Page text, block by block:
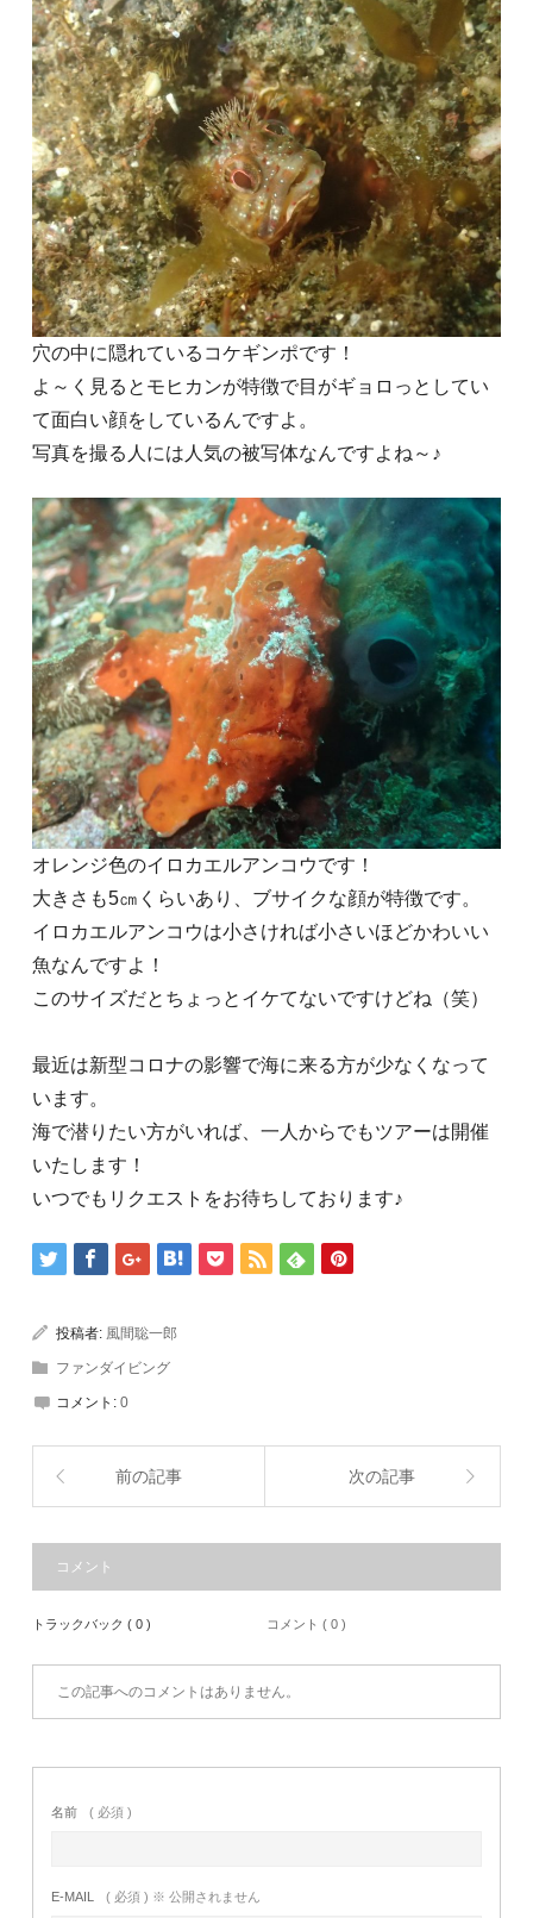
穴の中に隠れているコケギンポです！
よ～く見るとモヒカンが特徴で目がギョロっとしてい
て面白い顔をしているんですよ。
写真を撮る人には人気の被写体なんですよね～♪
オレンジ色のイロカエルアンコウです！
大きさも5㎝くらいあり、ブサイクな顔が特徴です。
イロカエルアンコウは小さければ小さいほどかわいい
魚なんですよ！
このサイズだとちょっとイケてないですけどね（笑）
最近は新型コロナの影響で海に来る方が少なくなって
います。
海で潜りたい方がいれば、一人からでもツアーは開催
いたします！
いつでもリクエストをお待ちしております♪
投稿者: 風間聡一郎
ファンダイビング
コメント:0
前の記事 次の記事
コメント
トラックバック ( 0 ) コメント ( 0 )
この記事へのコメントはありません。
名前 ( 必須 )
E-MAIL ( 必須 ) ※ 公開されません